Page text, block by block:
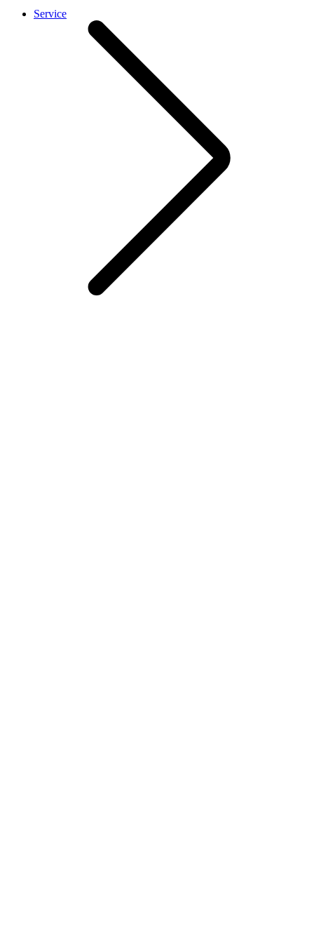
Service